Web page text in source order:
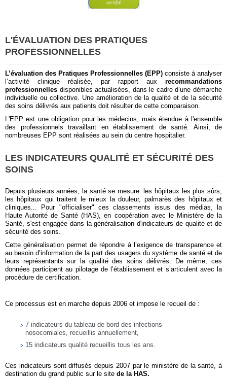
L'ÉVALUATION DES PRATIQUES
PROFESSIONNELLES
L’évaluation des Pratiques Professionnelles (EPP) consiste à analyser
l’activité clinique réalisée, par rapport aux recommandations
professionnelles disponibles actualisées, dans le cadre d’une démarche
individuelle ou collective. Une amélioration de la qualité et de la sécurité
des soins délivrés aux patients doit résulter de cette comparaison.
L'EPP est une obligation pour les médecins, mais étendue à l'ensemble
des professionnels travaillant en établissement de santé. Ainsi, de
nombreuses EPP sont réalisées au sein du centre hospitalier.
LES INDICATEURS QUALITÉ ET SÉCURITÉ DES
SOINS
Depuis plusieurs années, la santé se mesure: les hôpitaux les plus sûrs,
les hôpitaux qui traitent le mieux la douleur, palmarès des hôpitaux et
cliniques... Pour "officialiser" ces classements issus des médias, la
Haute Autorité de Santé (HAS), en coopération avec le Ministère de la
Santé, s'est engagée dans la généralisation d'indicateurs de qualité et de
sécurité des soins.
Cette généralisation permet de répondre à l’exigence de transparence et
au besoin d’information de la part des usagers du système de santé et de
leurs représentants sur la qualité des soins délivrés. De même, ces
données participent au pilotage de l’établissement et s’articulent avec la
procédure de certification.
Ce processus est en marche depuis 2006 et impose le recueil de :
7 indicateurs du tableau de bord des infections
nosocomiales, recueillis annuellement,
15 indicateurs qualité recueillis tous les ans.
Ces indicateurs sont diffusés depuis 2007 par le ministère de la santé, à
destination du grand public sur le site de la HAS.